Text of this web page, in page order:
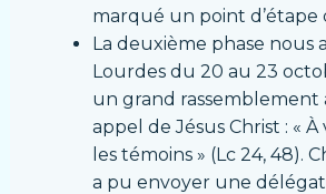
marqué un point d’étape
La deuxième phase nous
Lourdes du 20 au 23
un grand
appel de Jésus Christ : « À
les témoins » (Lc 24, 48).
a pu envoyer une